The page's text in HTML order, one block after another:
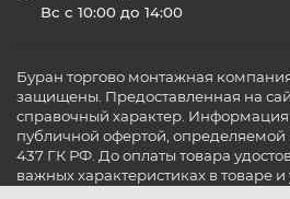
Вс с 10:00 до 14:00
Буран торгово монтажная
защищены. Предоставленная на
справочный характер. Информация
публичной офертой,
437 ГК РФ. До оплаты товара
важных характеристиках в товаре и